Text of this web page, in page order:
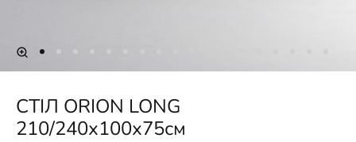
СТІЛ ORION LONG
210/240х100х75см